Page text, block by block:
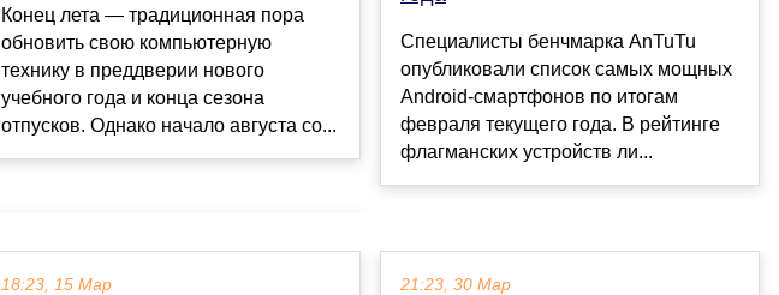
Конец лета — традиционная пора
обновить свою компьютерную
технику в преддверии нового
учебного года и конца сезона
отпусков. Однако начало августа со...
Специалисты бенчмарка AnTuTu
опубликовали список самых мощных
Android-смартфонов по итогам
февраля текущего года. В рейтинге
флагманских устройств ли...
18:23, 15 Мар 21:23, 30 Мар